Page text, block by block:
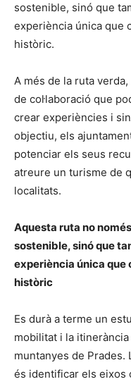
sostenible, sinó que
experiència única que
històric.
A més de la ruta
de col·laboració que
crear experiències i
objectiu, els
potenciar els seus
atreure un turisme de
localitats.
Aquesta ruta no
sostenible, sinó que
experiència única
històric
Es durà a terme un
mobilitat i la
muntanyes de Prades.
és identificar els eixos